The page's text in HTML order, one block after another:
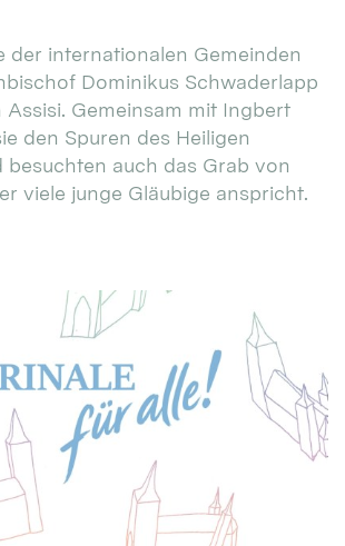
der internationalen Gemeinden
Dominikus Schwaderlapp
Assisi. Gemeinsam mit Ingbert
den Spuren des Heiligen
besuchten auch das Grab von
viele junge Gläubige anspricht.